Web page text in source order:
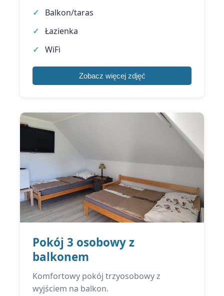
Balkon/taras
Łazienka
WiFi
Zobacz więcej zdjęć
Pokój 3 osobowy z
balkonem
Komfortowy pokój trzyosobowy z
wyjściem na balkon.